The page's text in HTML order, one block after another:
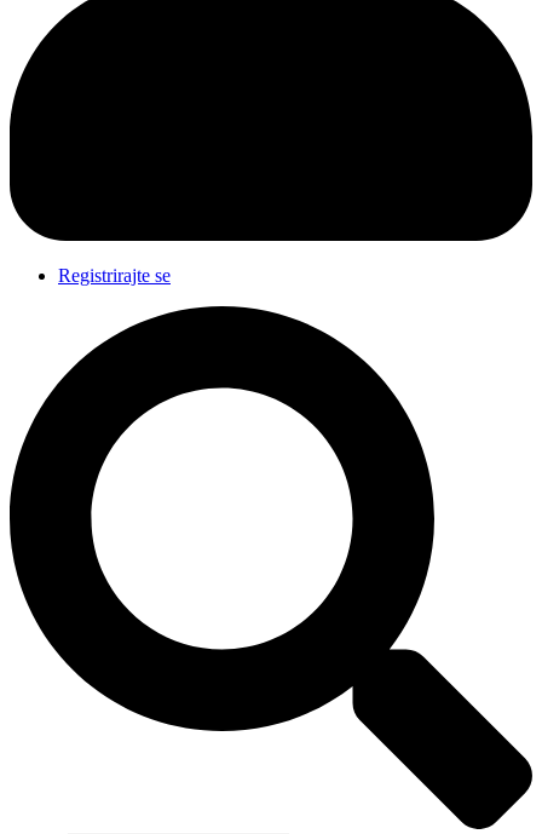
Registrirajte se